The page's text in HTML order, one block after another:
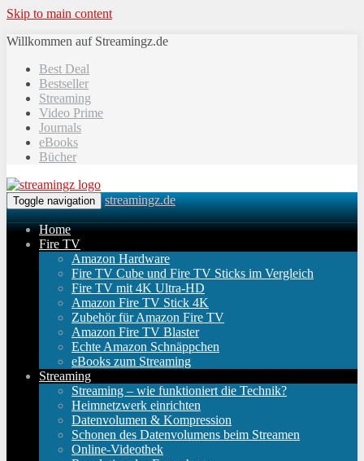
Skip to main content
Willkommen auf Streamingz.de
Best Deal
Bestseller
Streaming
Video Prime
Journals
eBooks
Bücher
Toggle navigation streamingz.de
Home
Fire TV
Amazon Hardware
Fire TV Cube und Fire TV Sticks im Vergleich
Fire TV mit 4K Ultra-HD
Amazon Fire TV Stick 4K
Zubehör für Amazon Fire TV
Amazon Fire TV Blaster
Echte Amazon Schnäppchen
eBooks zum Streaming
Streaming
Streaming – wie funktioniert die Technik?
Heimnetzwerk einrichten
Datenvolumen & Kompression
Schonen des Datenvolumens beim Streamen
Online-Videothek